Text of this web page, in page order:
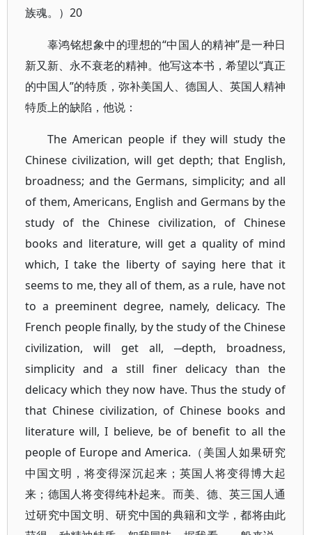
族魂。）20
辜鸿铭想象中的理想的“中国人的精神”是一种日
新又新、永不衰老的精神。他写这本书，希望以“真正
的中国人”的特质，弥补美国人、德国人、英国人精神
特质上的缺陷，他说：
The American people if they will study the
Chinese civilization, will get depth; that English,
broadness; and the Germans, simplicity; and all
of them, Americans, English and Germans by the
study of the Chinese civilization, of Chinese
books and literature, will get a quality of mind
which, I take the liberty of saying here that it
seems to me, they all of them, as a rule, have not
to a preeminent degree, namely, delicacy. The
French people finally, by the study of the Chinese
civilization, will get all, ─depth, broadness,
simplicity and a still finer delicacy than the
delicacy which they now have. Thus the study of
that Chinese civilization, of Chinese books and
literature will, I believe, be of benefit to all the
people of Europe and America.（美国人如果研究
中国文明，将变得深沉起来；英国人将变得博大起
来；德国人将变得纯朴起来。而美、德、英三国人通
过研究中国文明、研究中国的典籍和文学，都将由此